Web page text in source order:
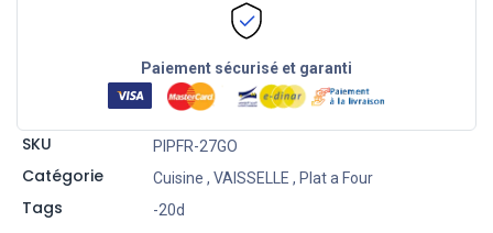
Paiement sécurisé et garanti
SKU PIPFR-27GO
Catégorie Cuisine , VAISSELLE , Plat a Four
Tags -20d